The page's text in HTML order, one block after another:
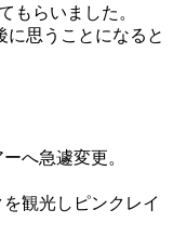
もらいました。
に思うことになると
へ急遽変更。
観光しピンクレイ